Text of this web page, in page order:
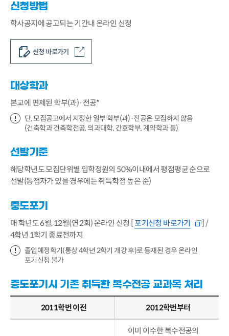
신청방법
학사공지에 공고되는 기간내 온라인 신청
신청 바로가기
대상학과
본교에 편제된 학부(과)·전공*
단, 모집공고에서 지정한 일부 학부(과)·전공은 모집하지 않음
(건축학과 건축학전공, 의과대학, 간호학부, 계약학과 등)
선발기준
해당학년도 모집단위별 입학정원의 50%이내에서 평점평균 순으로
선발(동점자가 있을 경우에는 취득학점 높은 순)
중도포기
매 학년도 6월, 12월(연 2회) 온라인 신청 [포기신청 바로가기
] /
4학년 1학기 종료전까지
졸업예정학기(통상 4학년 2학기 개강 후)로 등재된 경우 온라인
포기신청 불가
중도포기시 기존 취득한 복수전공 교과목 처리
2011학번 이전 2012학번부터
이미 이수한 복수전공의